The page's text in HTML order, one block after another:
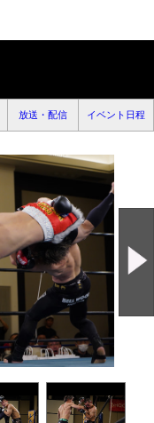
放送・配信 イベント日程